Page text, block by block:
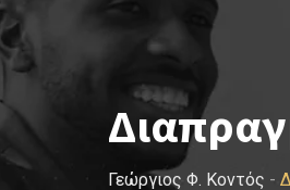
Γεώργιος Φ. Κοντός -